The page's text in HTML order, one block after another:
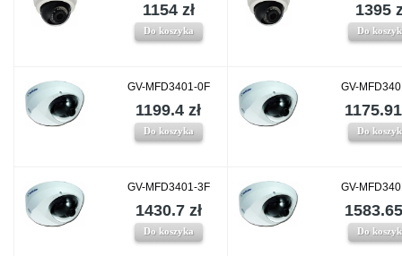
1154 zł
Do koszyka
1395
Do
GV-MFD3401-0F
1199.4 zł
Do koszyka
GV-
Do
GV-MFD3401-3F
1430.7 zł
Do koszyka
GV-
Do